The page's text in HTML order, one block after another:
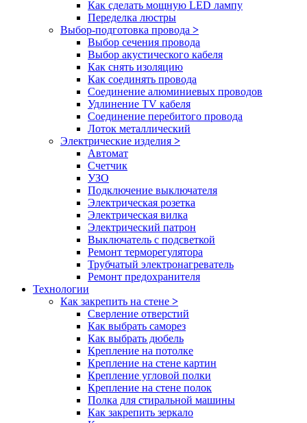
Как сделать мощную LED лампу
Переделка люстры
Выбор-подготовка провода >
Выбор сечения провода
Выбор акустического кабеля
Как снять изоляцию
Как соединять провода
Соединение алюминиевых проводов
Удлинение TV кабеля
Соединение перебитого провода
Лоток металлический
Электрические изделия >
Автомат
Счетчик
УЗО
Подключение выключателя
Электрическая розетка
Электрическая вилка
Электрический патрон
Выключатель с подсветкой
Ремонт терморегулятора
Трубчатый электронагреватель
Ремонт предохранителя
Технологии
Как закрепить на стене >
Сверление отверстий
Как выбрать саморез
Как выбрать дюбель
Крепление на потолке
Крепление на стене картин
Крепление угловой полки
Крепление на стене полок
Полка для стиральной машины
Как закрепить зеркало